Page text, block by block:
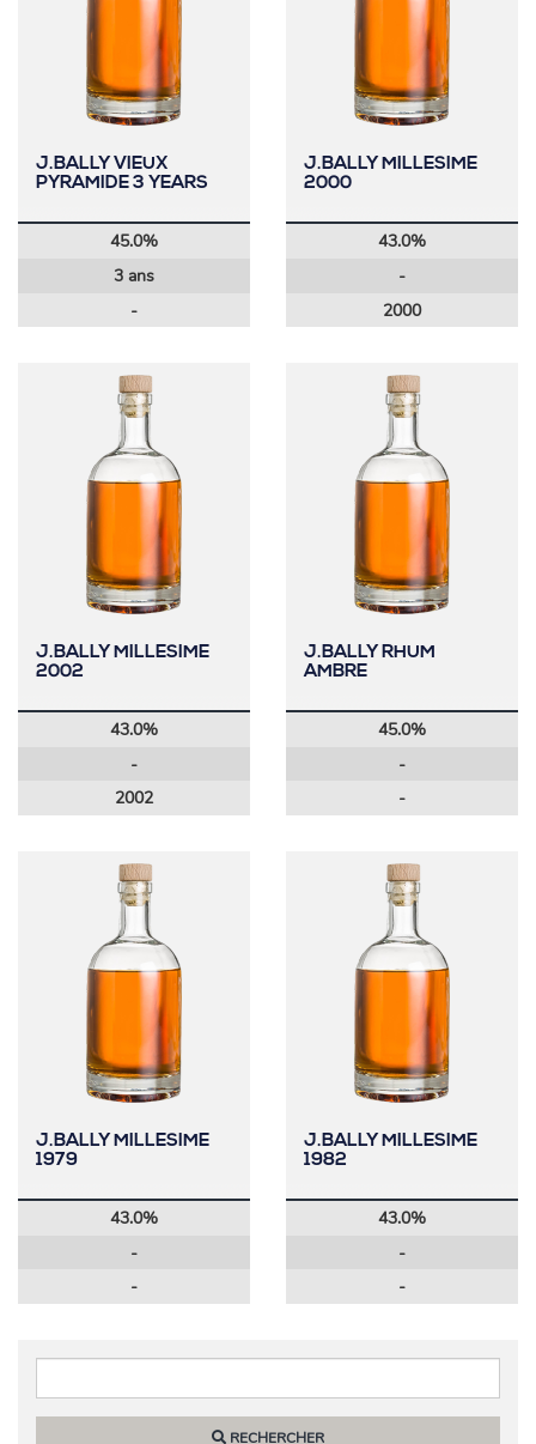
J.BALLY VIEUX
PYRAMIDE 3 YEARS
45.0%
3 ans
-
J.BALLY MILLESIME
2000
43.0%
-
2000
J.BALLY MILLESIME
2002
43.0%
-
2002
J.BALLY RHUM
AMBRE
45.0%
-
-
J.BALLY MILLESIME
1979
43.0%
-
-
J.BALLY MILLESIME
1982
43.0%
-
-
RECHERCHER